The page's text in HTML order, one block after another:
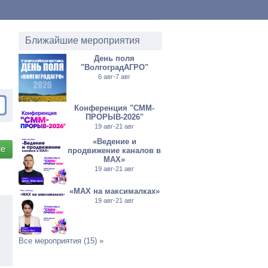
Ближайшие мероприятия
День поля
"ВолгоградАГРО"
6 авг-7 авг
Конференция "СММ-
ПРОРЫВ-2026"
19 авг-21 авг
«Ведение и
продвижение каналов в
МАХ»
19 авг-21 авг
«MAX на максималках»
19 авг-21 авг
Все мероприятия (15) »